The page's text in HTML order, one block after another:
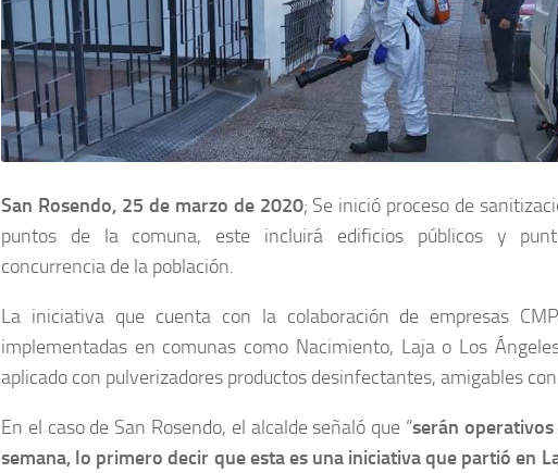
San Rosendo, 25 de marzo de 2020; Se inició proceso de
puntos de la comuna, este incluirá edificios públicos y
concurrencia de la población.
La iniciativa que cuenta con la colaboración de empresas
implementadas en comunas como Nacimiento, Laja o Los
aplicado con pulverizadores productos desinfectantes, amigables
En el caso de San Rosendo, el alcalde señaló que “serán
semana, lo primero decir que esta es una iniciativa que partió en